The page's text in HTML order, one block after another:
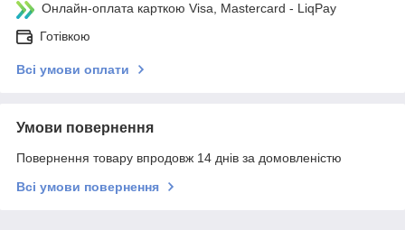
Онлайн-оплата карткою Visa, Mastercard - LiqPay
Готівкою
Всі умови оплати
Умови повернення
Повернення товару впродовж 14 днів за домовленістю
Всі умови повернення